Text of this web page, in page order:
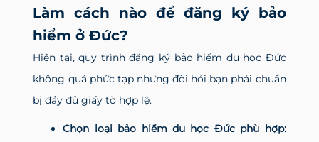
Làm cách nào để đăng ký bảo
hiểm ở Đức?
Hiện tại, quy trình đăng ký bảo hiểm du học Đức
không quá phức tạp nhưng đòi hỏi bạn phải chuẩn
bị đầy đủ giấy tờ hợp lệ.
Chọn loại bảo hiểm du học Đức phù hợp: